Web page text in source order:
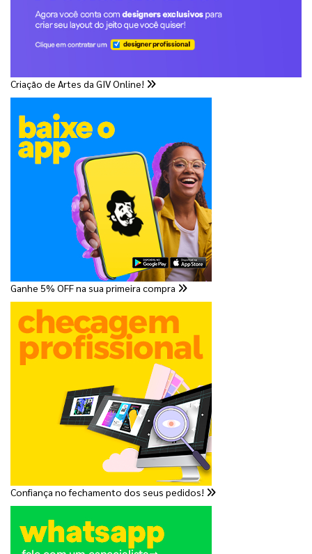
Criação de Artes da GIV Online!
Ganhe 5% OFF na sua primeira compra
Confiança no fechamento dos seus pedidos!